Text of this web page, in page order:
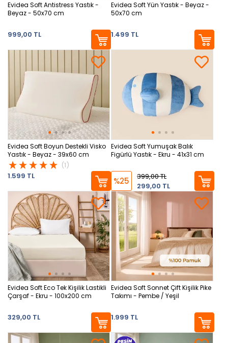
Evidea Soft Antistress Yastık -
Beyaz - 50x70 cm
999,00 TL
Evidea Soft Yün Yastık - Beyaz -
50x70 cm
1.499 TL
Evidea Soft Boyun Destekli Visko
Yastık - Beyaz - 39x60 cm
(1)
1.599 TL
Evidea Soft Yumuşak Balık
Figürlü Yastık - Ekru - 41x31 cm
%25
399,00 TL
299,00 TL
Evidea Soft Eco Tek Kişilik Lastikli
Çarşaf - Ekru - 100x200 cm
329,00 TL
Evidea Soft Sonnet Çift Kişilik Pike
Takımı - Pembe / Yeşil
1.999 TL